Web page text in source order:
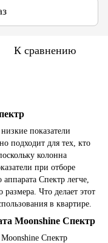
К сравнению
показатели
подходит для тех, кто
колонна
при отборе
Спектр легче,
Что делает этот
в квартире.
Moonshine Спектр
Спектр